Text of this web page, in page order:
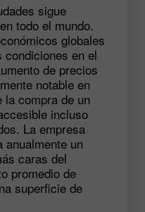
sigue
todo el mundo.
globales
en el
de precios
notable en
la compra de un
incluso
La empresa
anualmente un
caras del
promedio de
superficie de